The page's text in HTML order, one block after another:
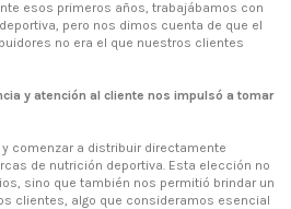
esos primeros años, trabajábamos con
pero nos dimos cuenta de que el
no era el que nuestros clientes
y atención al cliente nos impulsó a tomar
comenzar a distribuir directamente
de nutrición deportiva. Esta elección no
sino que también nos permitió brindar un
clientes, algo que consideramos esencial